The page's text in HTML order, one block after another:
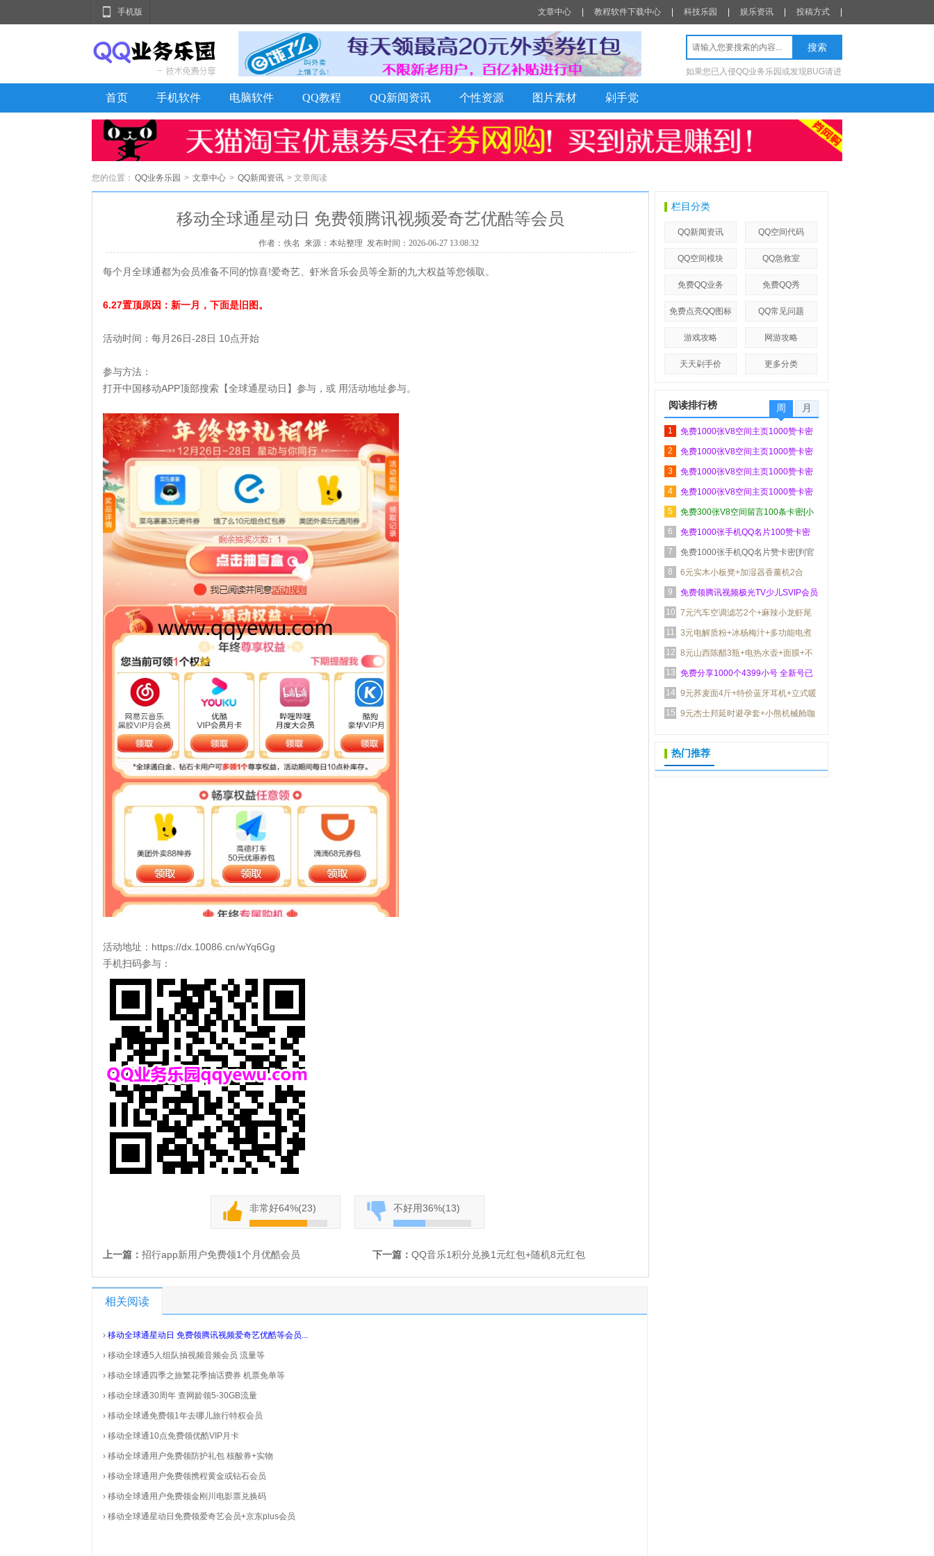
手机版 文章中心 教程软件下载中心 科技乐园 娱乐资讯 投稿方式
如果您已入侵QQ业务乐园或发现BUG请进
首页 手机软件 电脑软件 QQ教程 QQ新闻资讯 个性资源 图片素材 剁手党
您的位置： QQ业务乐园 > 文章中心 > QQ新闻资讯 > 文章阅读
移动全球通星动日 免费领腾讯视频爱奇艺优酷等会员
作者：佚名 来源：本站整理 发布时间：2026-06-27 13:08:32
每个月全球通都为会员准备不同的惊喜!爱奇艺、虾米音乐会员等全新的九大权益等您领取。
6.27置顶原因：新一月，下面是旧图。
活动时间：每月26日-28日 10点开始
参与方法：
打开中国移动APP顶部搜索【全球通星动日】参与，或 用活动地址参与。
活动地址： https://dx.10086.cn/wYq6Gg
手机扫码参与：
非常好64%(23) 不好用36%(13)
上一篇： 招行app新用户免费领1个月优酷会员 下一篇： QQ音乐1积分兑换1元红包+随机8元红包
相关阅读
› 移动全球通星动日 免费领腾讯视频爱奇艺优酷等会员...
› 移动全球通5人组队抽视频音频会员 流量等
› 移动全球通四季之旅繁花季抽话费券 机票免单等
› 移动全球通30周年 查网龄领5-30GB流量
› 移动全球通免费领1年去哪儿旅行特权会员
› 移动全球通10点免费领优酷VIP月卡
› 移动全球通用户免费领防护礼包 核酸券+实物
› 移动全球通用户免费领携程黄金或钻石会员
› 移动全球通用户免费领金刚川电影票兑换码
› 移动全球通星动日免费领爱奇艺会员+京东plus会员
栏目分类
QQ新闻资讯 QQ空间代码
QQ空间模块 QQ急救室
免费QQ业务 免费QQ秀
免费点亮QQ图标 QQ常见问题
游戏攻略 网游攻略
天天剁手价 更多分类
阅读排行榜 周 月
1 免费1000张V8空间主页1000赞卡密
[安好送给QQ业...
2 免费1000张V8空间主页1000赞卡密
[第4天送QQ业...
3 免费1000张V8空间主页1000赞卡密
[第2天QQ业务...
4 免费1000张V8空间主页1000赞卡密
[第5天送QQ业...
5 免费300张V8空间留言100条卡密[小
轲送给QQ业务...
6 免费1000张手机QQ名片100赞卡密
[判官送给QQ业...
7 免费1000张手机QQ名片赞卡密[判官
送给QQ业务乐...
8 6元实木小板凳+加湿器香薰机2合
1+南昌拌粉+乳...
9 免费领腾讯视频极光TV少儿SVIP会员
1个月 秒到...
10 7元汽车空调滤芯2个+麻辣小龙虾尾
+全科点读笔...
11 3元电解质粉+冰杨梅汁+多功能电煮
锅+双肩包+太...
12 8元山西陈醋3瓶+电热水壶+面膜+不
锈钢保温杯+...
13 免费分享1000个4399小号 全新号已
实名
14 9元荞麦面4斤+特价蓝牙耳机+立式暖
风机+保暖套...
15 9元杰士邦延时避孕套+小熊机械舱咖
热门推荐